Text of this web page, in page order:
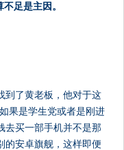
足是主因。
到了黄老板，他对于这
果是学生党或者是刚进
去买一部手机并不是那
的安卓旗舰，这样即便